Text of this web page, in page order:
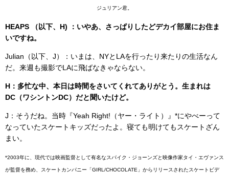
ジュリアン君。
HEAPS （以下、H) ：いやあ、さっぱりしたどデカイ部屋にお住ま
いですね。
Julian（以下、J）：いまは、NYとLAを行ったり来たりの生活なん
だ。来週も撮影でLAに飛ばなきゃならない。
H：多忙な中、本日は時間をさいてくれてありがとう。生まれは
DC（ワシントンDC）だと聞いたけど。
J：そうだね。当時『Yeah Right!（ヤー・ライト）』*にやべーって
なっていたスケートキッズだったよ。寝ても明けてもスケートざん
まい。
*2003年に、現代では映画監督として有名なスパイク・ジョーンズと映像作家タイ・エヴァンス
が監督を務め、スケートカンパニー「GIRL/CHOCOLATE」からリリースされたスケートビデ